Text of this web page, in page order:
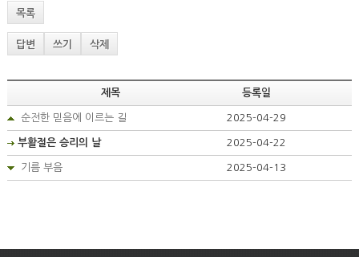
목록
답변 쓰기 삭제
제목 등록일
순전한 믿음에 이르는 길 2025-04-29
부활절은 승리의 날 2025-04-22
기름 부음 2025-04-13